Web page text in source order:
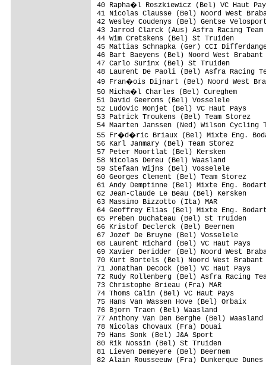
40 Rapha�l Roszkiewicz (Bel) VC Haut
41 Nicolas Clausse (Bel) Noord West
42 Wesley Coudenys (Bel) Gentse
43 Jarrod Clarck (Aus) Asfra Racing Team
44 Wim Cretskens (Bel) St Truiden
45 Mattias Schnapka (Ger) CCI
46 Bart Baeyens (Bel) Noord West
47 Carlo Surinx (Bel) St Truiden
48 Laurent De Paoli (Bel) Asfra Racing
49 Fran�ois Dijnart (Bel) Noord West
50 Micha�l Charles (Bel) Cureghem
51 David Geeroms (Bel) Vosselele
52 Ludovic Monjet (Bel) VC Haut Pays
53 Patrick Troukens (Bel) Team Storez
54 Maarten Janssen (Ned) Wilson
55 Fr�d�ric Briaux (Bel) Mixte Eng.
56 Karl Janmary (Bel) Team Storez
57 Peter Moortlat (Bel) Kersken
58 Nicolas Dereu (Bel) Waasland
59 Stefaan Wijns (Bel) Vosselele
60 Georges Clement (Bel) Team Storez
61 Andy Demptinne (Bel) Mixte Eng.
62 Jean-Claude Le Beau (Bel) Kersken
63 Massimo Bizzotto (Ita) MAR
64 Geoffrey Elias (Bel) Mixte Eng.
65 Preben Duchateau (Bel) St Truiden
66 Kristof Declerck (Bel) Beernem
67 Jozef De Bruyne (Bel) Vosselele
68 Laurent Richard (Bel) VC Haut Pays
69 Xavier Deridder (Bel) Noord West
70 Kurt Bortels (Bel) Noord West Brabant
71 Jonathan Decock (Bel) VC Haut Pays
72 Rudy Rollenberg (Bel) Asfra Racing
73 Christophe Brieau (Fra) MAR
74 Thoms Calin (Bel) VC Haut Pays
75 Hans Van Wassen Hove (Bel) Orbaix
76 Bjorn Traen (Bel) Waasland
77 Anthony Van Den Berghe (Bel) Waasland
78 Nicolas Chovaux (Fra) Douai
79 Hans Sonk (Bel) J&A Sport
80 Rik Nossin (Bel) St Truiden
81 Lieven Demeyere (Bel) Beernem
82 Alain Rousseeuw (Fra) Dunkerque